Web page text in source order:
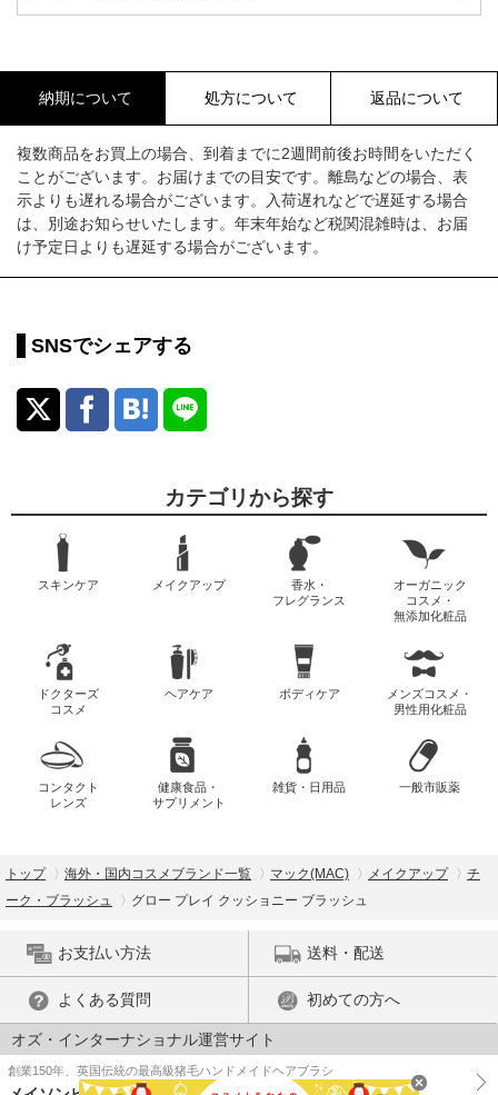
納期について 処方について 返品について
複数商品をお買上の場合、到着までに2週間前後お時間をいただく
ことがございます。お届けまでの目安です。離島などの場合、表
示よりも遅れる場合がございます。入荷遅れなどで遅延する場合
は、別途お知らせいたします。年末年始など税関混雑時は、お届
け予定日よりも遅延する場合がございます。
SNSでシェアする
カテゴリから探す
スキンケア メイクアップ
香水・
フレグランス
オーガニック
コスメ・
無添加化粧品
ドクターズ
コスメ
ヘアケア ボディケア
メンズコスメ・
男性用化粧品
コンタクト
レンズ
健康食品・
サプリメント
雑貨・日用品 一般市販薬
トップ 海外・国内コスメブランド一覧 マック(MAC) メイクアップ
チ
ーク・ブラッシュ
グロー プレイ クッショニー ブラッシュ
お支払い方法 送料・配送
よくある質問 初めての方へ
オズ・インターナショナル運営サイト
創業150年、英国伝統の最高級猪毛ハンドメイドヘアブラシ